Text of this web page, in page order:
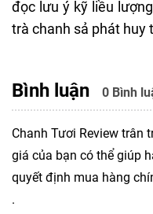
đọc lưu ý kỹ liều
trà chanh sả phát huy
Bình luận 0 Bình
Chanh Tươi Review trân
giá của bạn có thể giúp
quyết định mua hàng
.